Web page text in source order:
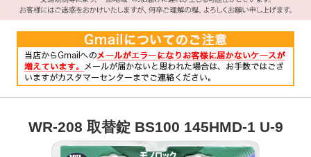
WR-208 取替錠 BS100 145HMD-1 U-9